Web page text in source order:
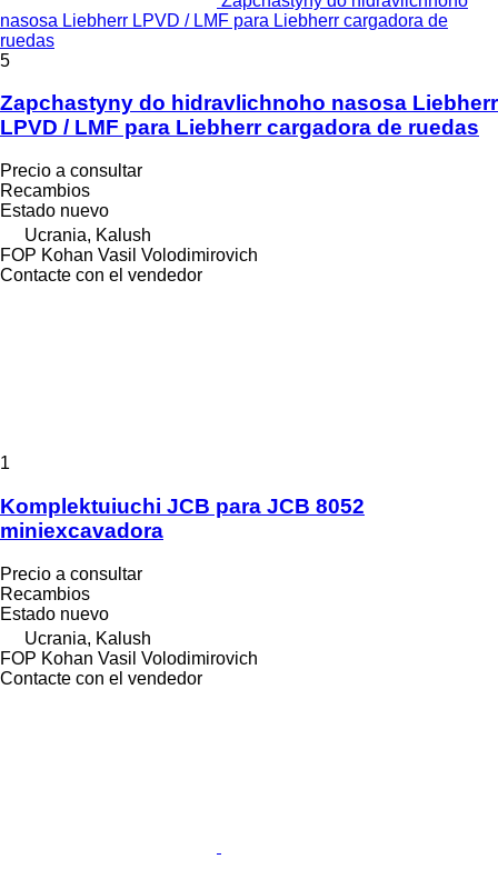
nasosa Liebherr LPVD / LMF para Liebherr cargadora de
ruedas
5
Zapchastyny do hidravlichnoho nasosa Liebherr
LPVD / LMF para Liebherr cargadora de ruedas
Precio a consultar
Recambios
Estado nuevo
Ucrania, Kalush
FOP Kohan Vasil Volodimirovich
Contacte con el vendedor
1
Komplektuiuchi JCB para JCB 8052
miniexcavadora
Precio a consultar
Recambios
Estado nuevo
Ucrania, Kalush
FOP Kohan Vasil Volodimirovich
Contacte con el vendedor